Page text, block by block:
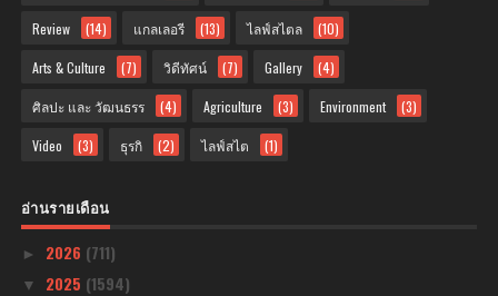
Review (14) แกลเลอรี (13) ไลฟ์สไตล (10)
Arts & Culture (7) วิดีทัศน์ (7) Gallery (4)
ศิลปะ และ วัฒนธรร (4) Agriculture (3) Environment (3)
Video (3) ธุรกิ (2) ไลฟ์สไต (1)
อ่านรายเดือน
► 2026 (711)
▼ 2025 (1594)